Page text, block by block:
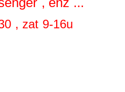
, zat 9-16u